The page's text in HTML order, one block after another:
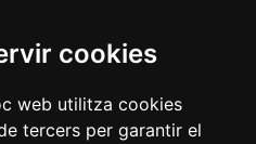
cookies
web utilitza cookies
tercers per garantir el